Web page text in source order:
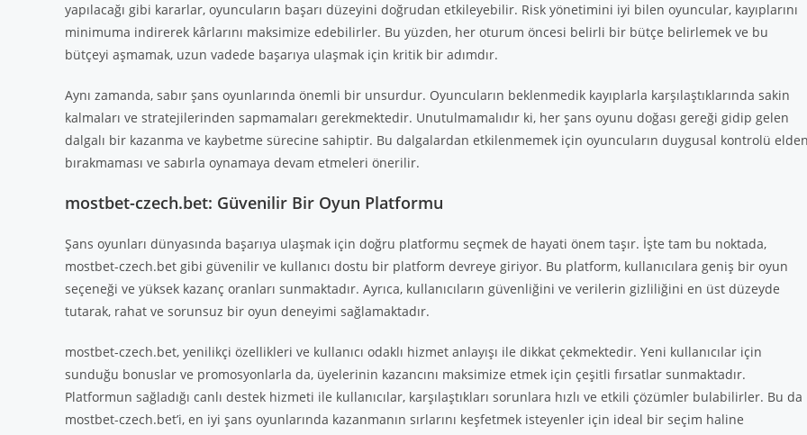
yapılacağı gibi kararlar, oyuncuların başarı düzeyini doğrudan etkileyebilir. Risk yönetimini iyi bilen oyuncular, kayıplarını
minimuma indirerek kârlarını maksimize edebilirler. Bu yüzden, her oturum öncesi belirli bir bütçe belirlemek ve bu
bütçeyi aşmamak, uzun vadede başarıya ulaşmak için kritik bir adımdır.
Aynı zamanda, sabır şans oyunlarında önemli bir unsurdur. Oyuncuların beklenmedik kayıplarla karşılaştıklarında sakin
kalmaları ve stratejilerinden sapmamaları gerekmektedir. Unutulmamalıdır ki, her şans oyunu doğası gereği gidip gelen
dalgalı bir kazanma ve kaybetme sürecine sahiptir. Bu dalgalardan etkilenmemek için oyuncuların duygusal kontrolü
bırakmaması ve sabırla oynamaya devam etmeleri önerilir.
mostbet-czech.bet: Güvenilir Bir Oyun Platformu
Şans oyunları dünyasında başarıya ulaşmak için doğru platformu seçmek de hayati önem taşır. İşte tam bu noktada,
mostbet-czech.bet gibi güvenilir ve kullanıcı dostu bir platform devreye giriyor. Bu platform, kullanıcılara geniş bir oyun
seçeneği ve yüksek kazanç oranları sunmaktadır. Ayrıca, kullanıcıların güvenliğini ve verilerin gizliliğini en üst düzeyde
tutarak, rahat ve sorunsuz bir oyun deneyimi sağlamaktadır.
mostbet-czech.bet, yenilikçi özellikleri ve kullanıcı odaklı hizmet anlayışı ile dikkat çekmektedir. Yeni kullanıcılar için
sunduğu bonuslar ve promosyonlarla da, üyelerinin kazancını maksimize etmek için çeşitli fırsatlar sunmaktadır.
Platformun sağladığı canlı destek hizmeti ile kullanıcılar, karşılaştıkları sorunlara hızlı ve etkili çözümler bulabilirler. Bu da
mostbet-czech.bet’i, en iyi şans oyunlarında kazanmanın sırlarını keşfetmek isteyenler için ideal bir seçim haline